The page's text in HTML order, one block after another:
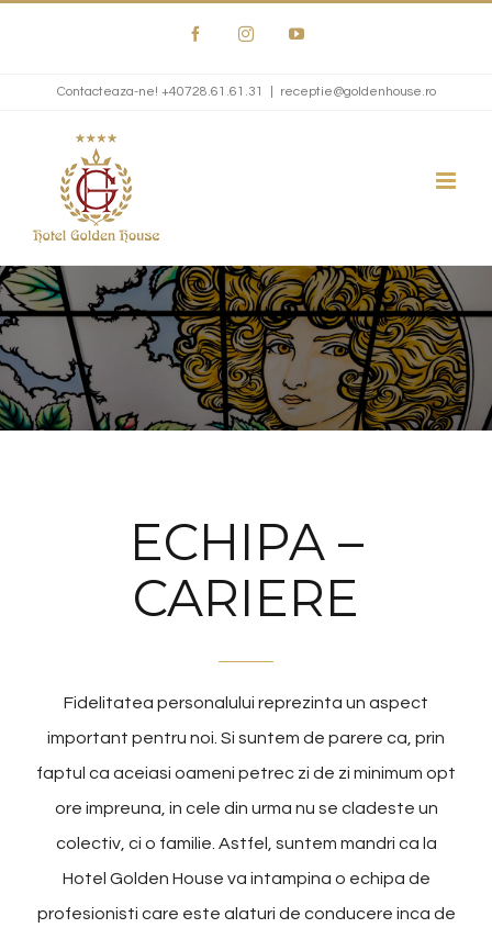
content
FacebookInstagramYouTube
Contacteaza-ne! +40728.61.61.31 receptie@goldenhouse.ro
ECHIPA –
CARIERE
Fidelitatea personalului reprezinta un aspect
important pentru noi. Si suntem de parere ca, prin
faptul ca aceiasi oameni petrec zi de zi minimum opt
ore impreuna, in cele din urma nu se cladeste un
colectiv, ci o familie. Astfel, suntem mandri ca la
Hotel Golden House va intampina o echipa de
profesionisti care este alaturi de conducere inca de